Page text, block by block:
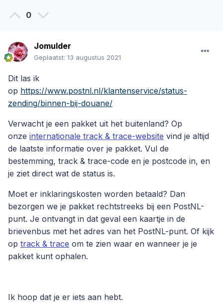
0
Jomulder
Geplaatst: 13 augustus 2021
Dit las ik
op https://www.postnl.nl/klantenservice/status-
zending/binnen-bij-douane/
Verwacht je een pakket uit het buitenland? Op
onze internationale track & trace-website vind je altijd
de laatste informatie over je pakket. Vul de
bestemming, track & trace-code en je postcode in, en
je ziet direct wat de status is.
Moet er inklaringskosten worden betaald? Dan
bezorgen we je pakket rechtstreeks bij een PostNL-
punt. Je ontvangt in dat geval een kaartje in de
brievenbus met het adres van het PostNL-punt. Of kijk
op track & trace om te zien waar en wanneer je je
pakket kunt ophalen.
Ik hoop dat je er iets aan hebt.